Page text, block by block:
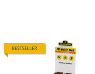
BESTSELLER